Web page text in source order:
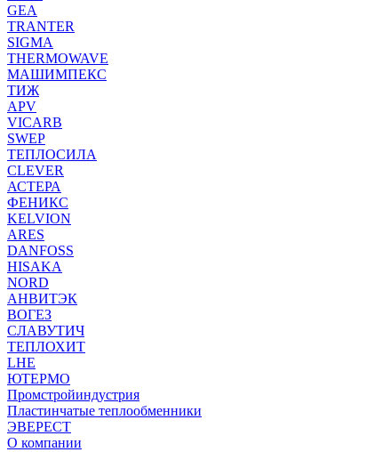
GEA
TRANTER
SIGMA
THERMOWAVE
МАШИМПЕКС
ТИЖ
APV
VICARB
SWEP
ТЕПЛОСИЛА
CLEVER
АСТЕРА
ФЕНИКС
KELVION
ARES
DANFOSS
HISAKA
NORD
АНВИТЭК
ВОГЕЗ
СЛАВУТИЧ
ТЕПЛОХИТ
LHE
ЮТЕРМО
Промстройиндустрия
Пластинчатые теплообменники
ЭВЕРЕСТ
О компании